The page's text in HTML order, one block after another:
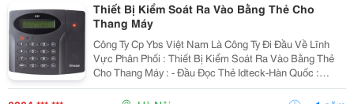
Thiết Bị Kiểm Soát Ra Vào Bằng Thẻ Cho
Thang Máy
Công Ty Cp Ybs Việt Nam Là Công Ty Đi Đầu Về Lĩnh
Vực Phân Phối : Thiết Bị Kiểm Soát Ra Vào Bằng Thẻ
Cho Thang Máy : - Đầu Đọc Thẻ Idteck-Hàn Quốc :
Ip100R, Ip505R, Ip10&Hellip; - Bo Mạch Elevator 384,